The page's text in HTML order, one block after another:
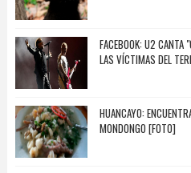
FACEBOOK: U2 CANTA
LAS VÍCTIMAS DEL
HUANCAYO:
MONDONGO [FOTO]